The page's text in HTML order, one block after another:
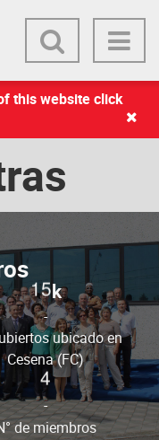
this website click
15k
-
ubicado en
Cesena (FC)
4
-
de miembros